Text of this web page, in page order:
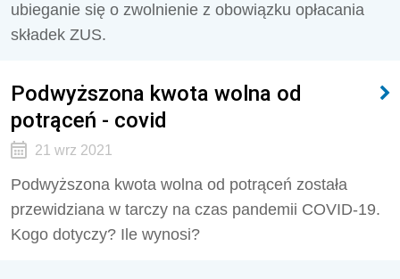
ubieganie się o zwolnienie z obowiązku opłacania
składek ZUS.
Podwyższona kwota wolna od
potrąceń - covid
21 wrz 2021
Podwyższona kwota wolna od potrąceń została
przewidziana w tarczy na czas pandemii COVID-19.
Kogo dotyczy? Ile wynosi?